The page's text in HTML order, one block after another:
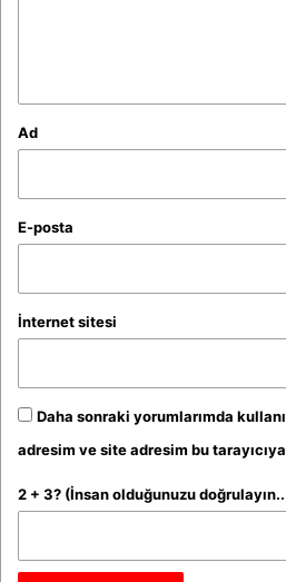
Ad
E-posta
İnternet sitesi
Daha sonraki yorumlarımda
adresim ve site adresim bu
2 + 3? (İnsan olduğunuzu